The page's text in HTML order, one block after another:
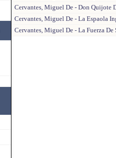
Cervantes, Miguel De - Don Quijote
Cervantes, Miguel De - La Espaola
Cervantes, Miguel De - La Fuerza De